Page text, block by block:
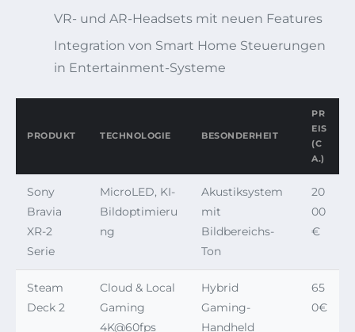
VR- und AR-Headsets mit neuen Features
Integration von Smart Home Steuerungen
in Entertainment-Systeme
PRODUKT TECHNOLOGIE BESONDERHEIT
PR
EIS
(C
A.)
Sony
Bravia
XR-2
Serie
MicroLED, KI-
Bildoptimieru
ng
Akustiksystem
mit
Bildbereichs-
Ton
20
00
€
Steam
Deck 2
Cloud & Local
Gaming
4K@60fps
Hybrid
Gaming-
Handheld
65
0€